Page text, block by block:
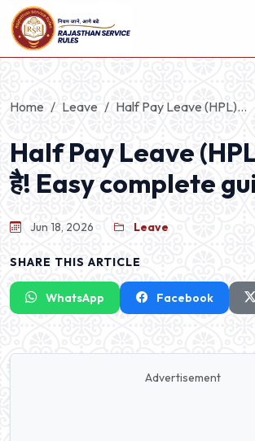
Home Leave Half Pay Leave (HPL)...
Half Pay Leave (HPL)
है! Easy complete
Jun 18, 2026 Leave
SHARE THIS ARTICLE
WhatsApp Facebook
Advertisement